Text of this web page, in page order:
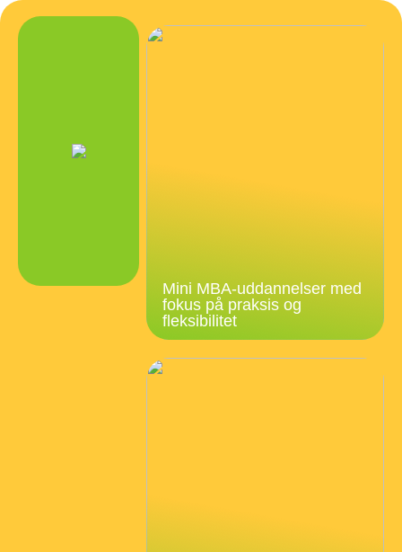
Mini MBA-uddannelser med
fokus på praksis og
fleksibilitet